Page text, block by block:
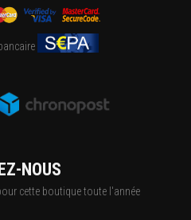
NOUS
cette boutique toute l'année